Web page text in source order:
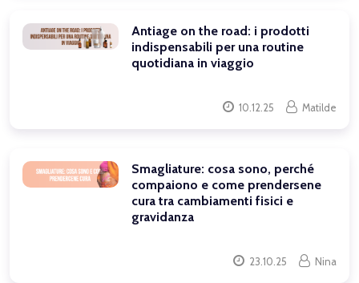
Antiage on the road: i prodotti
indispensabili per una routine
quotidiana in viaggio
10.12.25 Matilde
Smagliature: cosa sono, perché
compaiono e come prendersene
cura tra cambiamenti fisici e
gravidanza
23.10.25 Nina